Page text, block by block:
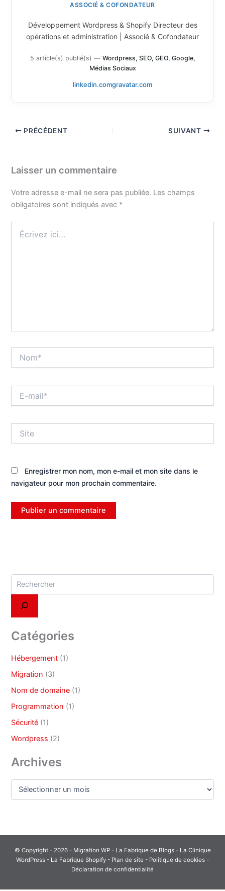
ASSOCIÉ & COFONDATEUR
Développement Wordpress & Shopify Directeur des
opérations et administration | Associé & Cofondateur
5 article(s) publié(s) — Wordpress, SEO, GEO, Google,
Médias Sociaux
linkedin.comgravatar.com
PRÉCÉDENT SUIVANT
Laisser un commentaire
Votre adresse e-mail ne sera pas publiée. Les champs
obligatoires sont indiqués avec *
ici…
mail*
Enregistrer mon nom, mon e-mail et mon site dans le
navigateur pour mon prochain commentaire.
Catégories
Hébergement (1)
Migration (3)
Nom de domaine (1)
Programmation (1)
Sécurité (1)
Wordpress (2)
Archives
Archives
© Copyright - 2026 - Migration WP - La Fabrique de Blogs- La Clinique
WordPress - La Fabrique Shopify - Plan de site - Politique de cookies -
Déclaration de confidentialité